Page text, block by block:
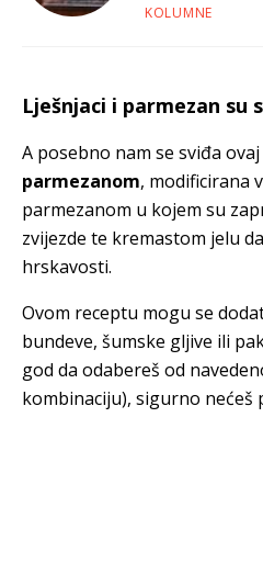
znali bi
KOLUMNE
Lješnjaci i parmezan su
A posebno nam se sviđa ovaj
parmezanom, modificirana
parmezanom u kojem su
zvijezde te kremastom jelu
hrskavosti.
Ovom receptu mogu se
bundeve, šumske gljive ili
god da odabereš od
kombinaciju), sigurno nećeš